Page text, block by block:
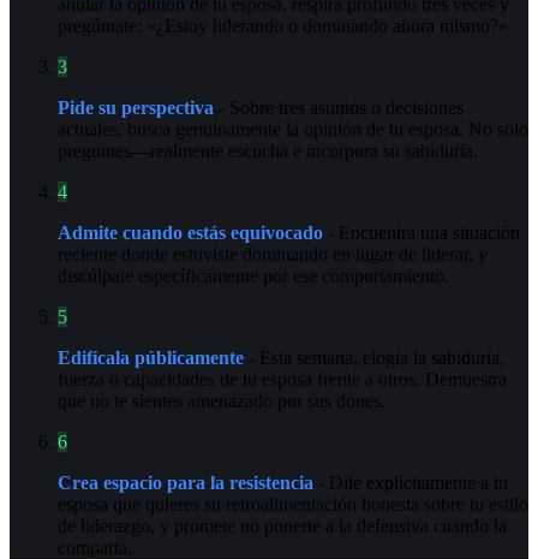
pregúntate: «¿Estoy liderando o dominando ahora mismo?»
3
Pide su perspectiva - Sobre tres asuntos o decisiones
actuales, busca genuinamente la opinión de tu esposa. No solo
preguntes—realmente escucha e incorpora su sabiduría.
4
Admite cuando estás equivocado - Encuentra una situación
reciente donde estuviste dominando en lugar de liderar, y
discúlpate específicamente por ese comportamiento.
5
Edifícala públicamente - Esta semana, elogia la sabiduría,
fuerza o capacidades de tu esposa frente a otros. Demuestra
que no te sientes amenazado por sus dones.
6
Crea espacio para la resistencia - Dile explícitamente a tu
esposa que quieres su retroalimentación honesta sobre tu estilo
de liderazgo, y promete no ponerte a la defensiva cuando la
comparta.